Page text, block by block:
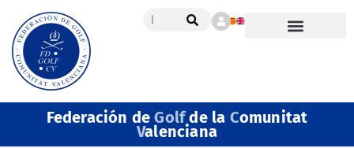
Federación deGolfde la Comunitat
Valenciana